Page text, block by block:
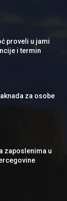
proveli u jami
i termin
za osobe
zaposlenima u